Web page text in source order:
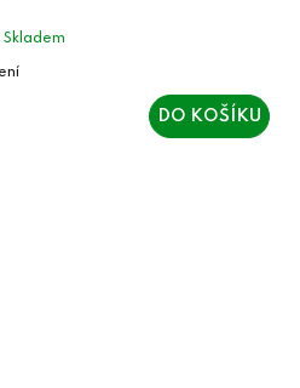
Skladem
DO KOŠÍKU